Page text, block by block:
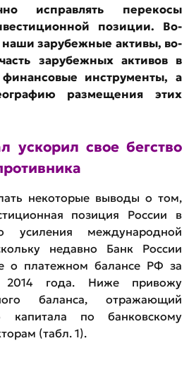
исправлять перекосы
позиции. Во-
наши зарубежные активы, во-
зарубежных активов в
инструменты, а
размещения этих
ускорил свое бегство
некоторые выводы о том,
позиция России в
усиления международной
недавно Банк России
о платежном балансе РФ за
2014 года. Ниже привожу
баланса, отражающий
капитала по банковскому
(табл. 1).